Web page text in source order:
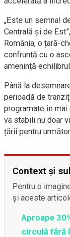
„Este un semnal
Centrală și de
România, o țară-
confruntă cu o
amenință
Până la
perioadă de
programate în
va stabili nu doar
țării pentru
Context și
Pentru o
și aceste
Aproape
circulă fără